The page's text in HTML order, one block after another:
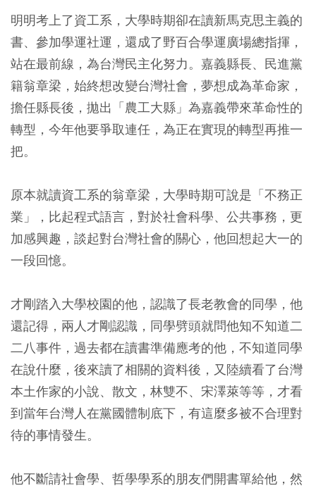
明明考上了資工系，大學時期卻在讀新馬克思主義的
書、參加學運社運，還成了野百合學運廣場總指揮，
站在最前線，為台灣民主化努力。嘉義縣長、民進黨
籍翁章梁，始終想改變台灣社會，夢想成為革命家，
擔任縣長後，拋出「農工大縣」為嘉義帶來革命性的
轉型，今年他要爭取連任，為正在實現的轉型再推一
把。
原本就讀資工系的翁章梁，大學時期可說是「不務正
業」，比起程式語言，對於社會科學、公共事務，更
加感興趣，談起對台灣社會的關心，他回想起大一的
一段回憶。
才剛踏入大學校園的他，認識了長老教會的同學，他
還記得，兩人才剛認識，同學劈頭就問他知不知道二
二八事件，過去都在讀書準備應考的他，不知道同學
在說什麼，後來讀了相關的資料後，又陸續看了台灣
本土作家的小說、散文，林雙不、宋澤萊等等，才看
到當年台灣人在黨國體制底下，有這麼多被不合理對
待的事情發生。
他不斷請社會學、哲學學系的朋友們開書單給他，然